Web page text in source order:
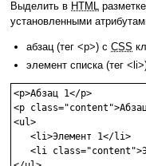
Выделить в HTML
установленными
абзац (тег <p>) с CSS
элемент списка (тег
<p>Абзац 1</p>
<p
<ul>
   <li>Элемент 1</li>
<li